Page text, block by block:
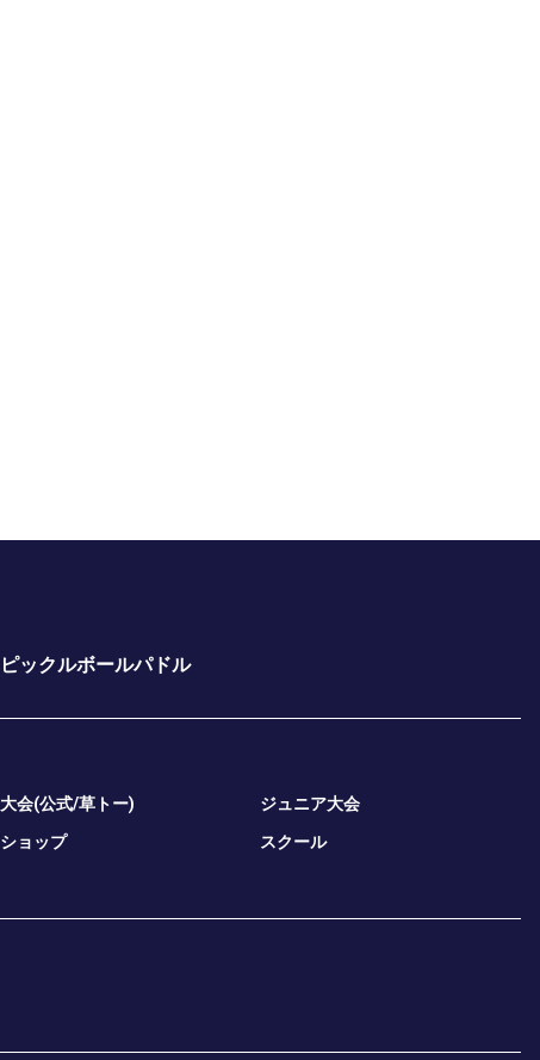
ピックルボールパドル
大会(公式/草トー)
ジュニア大会
ショップ
スクール